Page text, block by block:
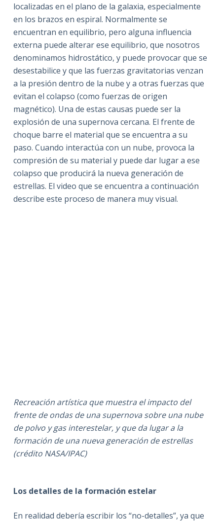
localizadas en el plano de la galaxia, especialmente
en los brazos en espiral. Normalmente se
encuentran en equilibrio, pero alguna influencia
externa puede alterar ese equilibrio, que nosotros
denominamos hidrostático, y puede provocar que se
desestabilice y que las fuerzas gravitatorias venzan
a la presión dentro de la nube y a otras fuerzas que
evitan el colapso (como fuerzas de origen
magnético). Una de estas causas puede ser la
explosión de una supernova cercana. El frente de
choque barre el material que se encuentra a su
paso. Cuando interactúa con un nube, provoca la
compresión de su material y puede dar lugar a ese
colapso que producirá la nueva generación de
estrellas. El video que se encuentra a continuación
describe este proceso de manera muy visual.
Recreación artística que muestra el impacto del
frente de ondas de una supernova sobre una nube
de polvo y gas interestelar, y que da lugar a la
formación de una nueva generación de estrellas
(crédito NASA/IPAC)
Los detalles de la formación estelar
En realidad debería escribir los “no-detalles”, ya que